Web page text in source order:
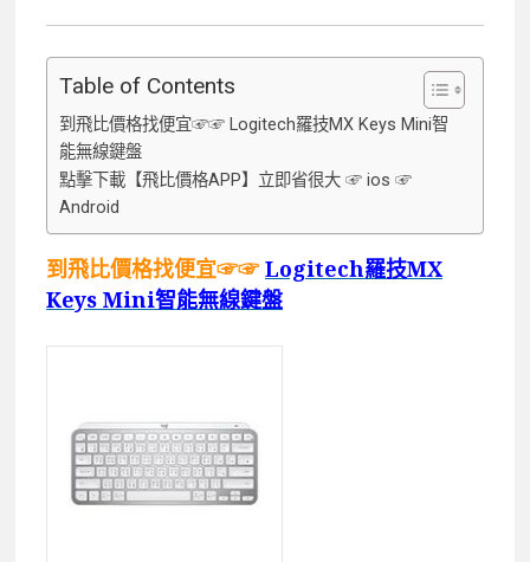
Table of Contents
到飛比價格找便宜☞☞ Logitech羅技MX Keys Mini智
能無線鍵盤
點擊下載【飛比價格APP】立即省很大 ☞ ios ☞
Android
到飛比價格找便宜☞☞ Logitech羅技MX
Keys Mini智能無線鍵盤